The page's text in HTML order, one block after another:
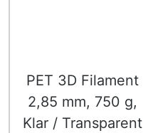
PET 3D Filament
2,85 mm, 750 g,
Klar / Transparent